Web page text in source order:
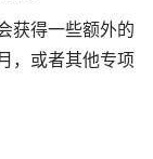
获得一些额外的
，或者其他专项